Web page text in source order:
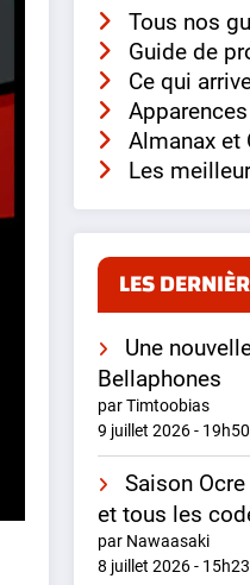
Tous nos
Guide de
Ce qui
Almanax et
Les
LES
Une
Bellaphones
par Timtoobias
9 juillet 2026 - 19h50
Saison
et tous les
par Nawaasaki
8 juillet 2026 - 15h23